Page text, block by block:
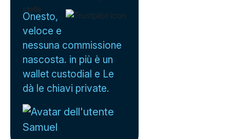
Onesto,
veloce e
nessuna commissione
nascosta. in più è un
wallet custodial e Le
dà le chiavi private.
Samuel